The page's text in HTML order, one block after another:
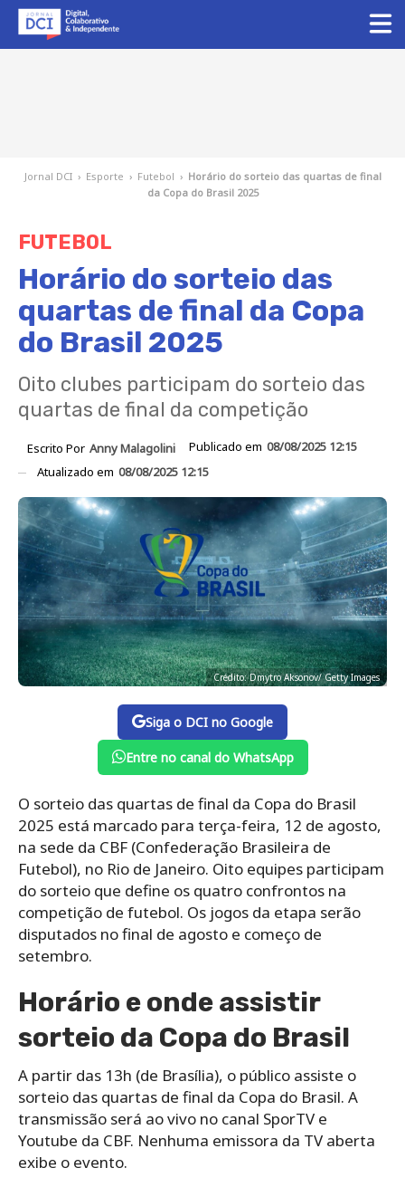
Jornal DCI › Esporte › Futebol › Horário do sorteio das quartas de final
da Copa do Brasil 2025
FUTEBOL
Horário do sorteio das
quartas de final da Copa
do Brasil 2025
Oito clubes participam do sorteio das
quartas de final da competição
Escrito Por Anny Malagolini Publicado em 08/08/2025 12:15
Atualizado em 08/08/2025 12:15
Crédito: Dmytro Aksonov/ Getty Images
Siga o DCI no Google
Entre no canal do WhatsApp
O sorteio das quartas de final da Copa do Brasil
2025 está marcado para terça-feira, 12 de agosto,
na sede da CBF (Confederação Brasileira de
Futebol), no Rio de Janeiro. Oito equipes participam
do sorteio que define os quatro confrontos na
competição de futebol. Os jogos da etapa serão
disputados no final de agosto e começo de
setembro.
Horário e onde assistir
sorteio da Copa do Brasil
A partir das 13h (de Brasília), o público assiste o
sorteio das quartas de final da Copa do Brasil. A
transmissão será ao vivo no canal SporTV e
Youtube da CBF. Nenhuma emissora da TV aberta
exibe o evento.